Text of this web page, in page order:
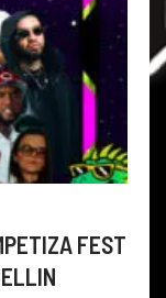
FEST